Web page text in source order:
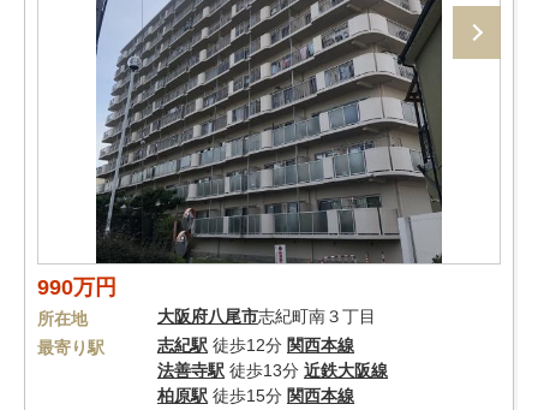
990万円
所在地 大阪府八尾市志紀町南３丁目
最寄り駅
志紀駅 徒歩12分 関西本線
法善寺駅 徒歩13分 近鉄大阪線
柏原駅 徒歩15分 関西本線